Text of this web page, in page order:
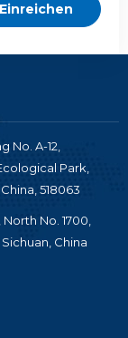
No. A-12,
Park,
518063
No. 1700,
China